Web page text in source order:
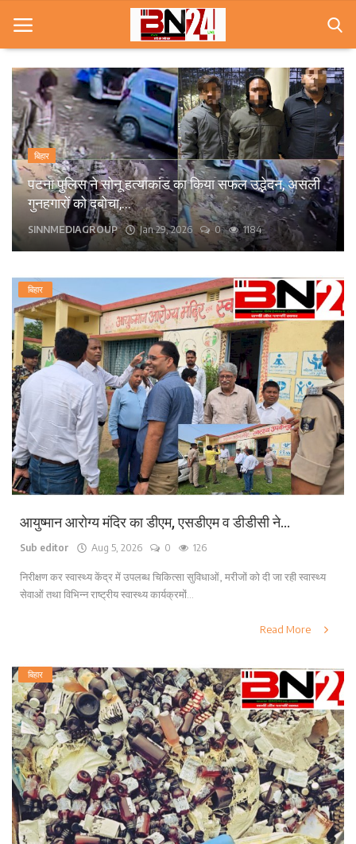
Home
खबरे
खेल
करियर
स्त्री
राज्य
कृषि
मूवी मसाला
लाइफ स्टाइल
पर्यटन
धर्म
अन्य
बिहार
पटना के कंकड़बाग केंद्रीय विद्यालय के पास बीच सड़क पर
गिरा पेड़, आवागमन बाधित।
bn24live Sep 13, 2025 0 1571
बिहार
आयुष्मान आरोग्य मंदिर का डीएम, एसडीएम व डीडीसी ने...
Sub editor Aug 5, 2026 0 126
निरीक्षण कर स्वास्थ्य केंद्र में उपलब्ध चिकित्सा सुविधाओं, मरीजों को दी जा रही स्वास्थ्य
सेवाओं तथा विभिन्न राष्ट्रीय स्वास्थ्य कार्यक्रमों...
Read More
बिहार